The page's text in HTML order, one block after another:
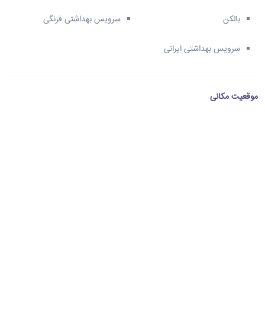
بالکن سرویس بهداشتی فرنگی
سرویس بهداشتی ایرانی
موقعیت مکانی